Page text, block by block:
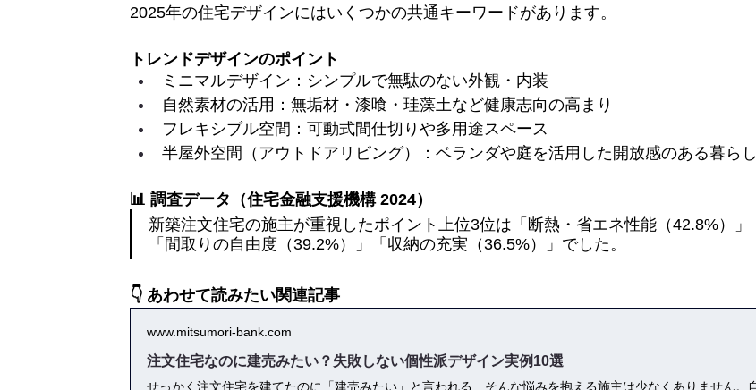
2025年の住宅デザインにはいくつかの共通キーワードがあります。
トレンドデザインのポイント
ミニマルデザイン：シンプルで無駄のない外観・内装
自然素材の活用：無垢材・漆喰・珪藻土など健康志向の高まり
フレキシブル空間：可動式間仕切りや多用途スペース
半屋外空間（アウトドアリビング）：ベランダや庭を活用した開放感のある暮らし
📊 調査データ（住宅金融支援機構 2024）
新築注文住宅の施主が重視したポイント上位3位は「断熱・省エネ性能（42.8%）」
「間取りの自由度（39.2%）」「収納の充実（36.5%）」でした。
👇 あわせて読みたい関連記事
www.mitsumori-bank.com
注文住宅なのに建売みたい？失敗しない個性派デザイン実例10選